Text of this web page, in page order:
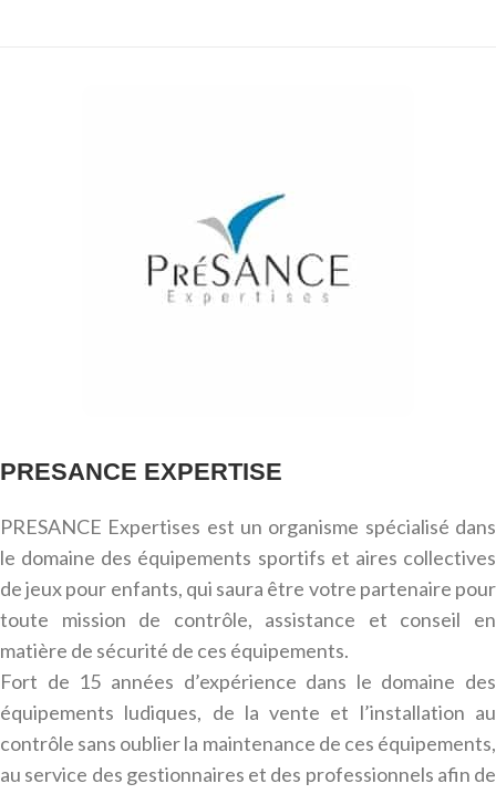
PRESANCE EXPERTISE
PRESANCE Expertises est un organisme spécialisé dans
le domaine des équipements sportifs et aires collectives
de jeux pour enfants, qui saura être votre partenaire pour
toute mission de contrôle, assistance et conseil en
matière de sécurité de ces équipements.
Fort de 15 années d’expérience dans le domaine des
équipements ludiques, de la vente et l’installation au
contrôle sans oublier la maintenance de ces équipements,
au service des gestionnaires et des professionnels afin de